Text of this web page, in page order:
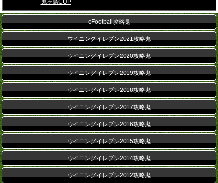
鬼ヶ島CUP
eFootball攻略鬼
ウイニングイレブン2021攻略鬼
ウイニングイレブン2020攻略鬼
ウイニングイレブン2019攻略鬼
ウイニングイレブン2018攻略鬼
ウイニングイレブン2017攻略鬼
ウイニングイレブン2016攻略鬼
ウイニングイレブン2015攻略鬼
ウイニングイレブン2014攻略鬼
ウイニングイレブン2012攻略鬼